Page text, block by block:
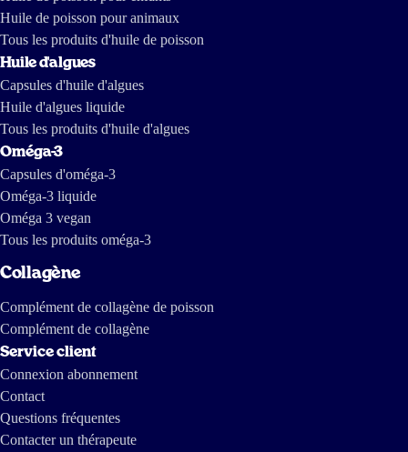
américaine de l'huile de poisson. Ils en ont tiré le reportage suivant,
dont certains passages sont en anglais :
https://tv.nrk.no/serie/forbrukerinspektoerene/MDHP11004511/09-11-
2011 https://www.dailymotion.com/video/x7mhm7_the-greed-of-
feed_news https://www.youtube.com/watch?v=ZX-9V67mDXc Le
dernier est un reportage réalisé il y a quelques années par des journalistes
d'investigation de The International Consortium of Investigative
est fabriquée en Amérique du Sud.
Huile de poisson pour animaux
Tous les produits d'huile de poisson
Huile d'algues
Capsules d'huile d'algues
Huile d'algues liquide
Tous les produits d'huile d'algues
Oméga-3
Capsules d'oméga-3
Oméga-3 liquide
Oméga 3 vegan
Tous les produits oméga-3
Collagène
Complément de collagène de poisson
Complément de collagène
Service client
Connexion abonnement
Contact
Questions fréquentes
Contacter un thérapeute